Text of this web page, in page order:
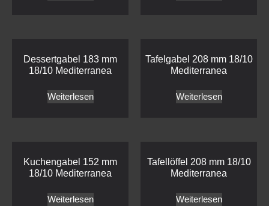
Dessertgabel 183 mm
18/10 Mediterranea
Weiterlesen
Tafelgabel 208 mm 18/10
Mediterranea
Weiterlesen
Kuchengabel 152 mm
18/10 Mediterranea
Weiterlesen
Tafellöffel 208 mm 18/10
Mediterranea
Weiterlesen